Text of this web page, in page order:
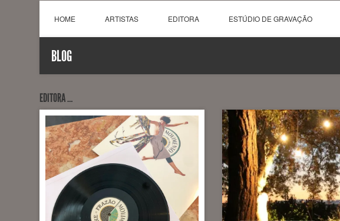
HOME ARTISTAS EDITORA ESTÚDIO DE GRAVAÇÃO
BLOG
EDITORA …